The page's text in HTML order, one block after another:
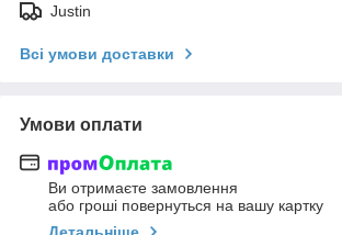
Justin
Всі умови доставки
Умови оплати
Ви отримаєте замовлення
або гроші повернуться на вашу картку